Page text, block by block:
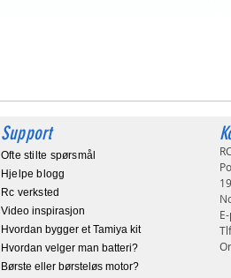
Support
Ofte stilte spørsmål
Hjelpe blogg
Rc verksted
Video inspirasjon
Hvordan bygger et Tamiya kit
Hvordan velger man batteri?
Børste eller børsteløs motor?